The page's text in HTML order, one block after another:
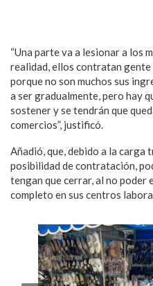
“Una parte va a lesionar a los
realidad, ellos contratan
porque no son muchos sus
a ser gradualmente, pero hay
sostener y se tendrán que
comercios”, justificó.
Añadió, que, debido a la carga
posibilidad de contratación,
tengan que cerrar, al no poder
completo en sus centros